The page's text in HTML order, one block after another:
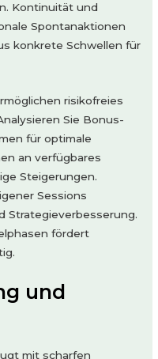
Kontinuität und
Spontanaktionen
konkrete Schwellen für
risikofreies
Sie Bonus-
für optimale
an verfügbares
Steigerungen.
Sessions
Strategieverbesserung.
fördert
und
mit scharfen